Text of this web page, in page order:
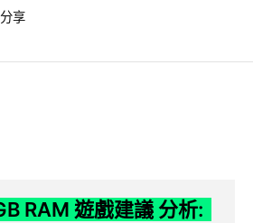
分享
RAM 遊戲建議 分析: